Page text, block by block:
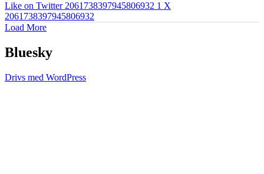
Like on Twitter 2061738397945806932 1 X
2061738397945806932
Load More
Bluesky
Drivs med WordPress